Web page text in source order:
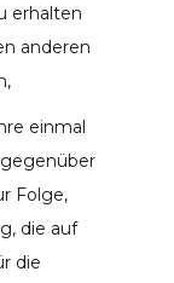
erhalten
anderen
einmal
Folge,
die auf
die